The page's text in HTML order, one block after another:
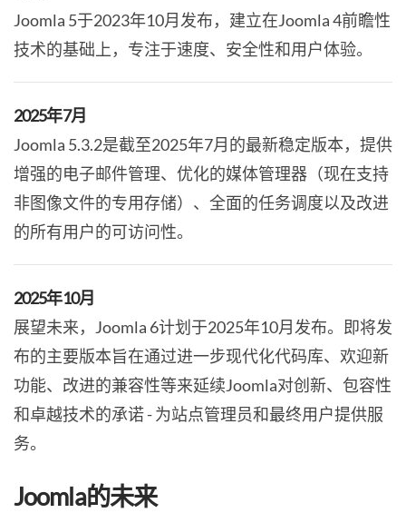
Joomla 5于2023年10月发布，建立在Joomla 4前瞻性
技术的基础上，专注于速度、安全性和用户体验。
2025年7月
Joomla 5.3.2是截至2025年7月的最新稳定版本，提供
增强的电子邮件管理、优化的媒体管理器（现在支持
非图像文件的专用存储）、全面的任务调度以及改进
的所有用户的可访问性。
2025年10月
展望未来，Joomla 6计划于2025年10月发布。即将发
布的主要版本旨在通过进一步现代化代码库、欢迎新
功能、改进的兼容性等来延续Joomla对创新、包容性
和卓越技术的承诺 - 为站点管理员和最终用户提供服
务。
Joomla的未来